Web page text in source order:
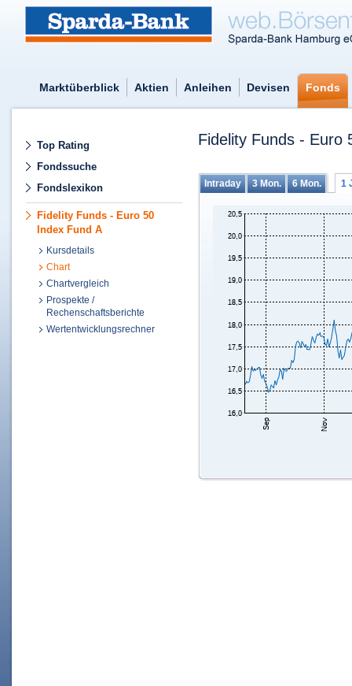
Marktüberblick Aktien Anleihen Devisen Fonds
Top Rating
Fondssuche
Fondslexikon
Fidelity Funds - Euro 50
Index Fund A
Kursdetails
Chart
Chartvergleich
Prospekte /
Rechenschaftsberichte
Wertentwicklungsrechner
Fidelity Funds - Euro
Intraday 3 Mon. 6 Mon. 1